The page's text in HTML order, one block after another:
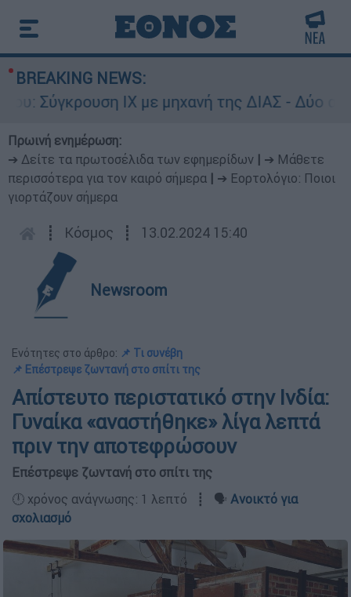
BREAKING NEWS:
ΙΧ με μηχανή της ΔΙΑΣ - Δύο
Πρωινή ενημέρωση:
➔ Δείτε τα πρωτοσέλιδα των εφημερίδων
➔ Μάθετε
περισσότερα για τον καιρό σήμερα
➔ Εορτολόγιο: Ποιοι
γιορτάζουν σήμερα
┋ Κόσμος ┋ 13.02.2024 15:40
Newsroom
Ενότητες στο άρθρο: 📌 Τι συνέβη
📌 Επέστρεψε ζωντανή στο σπίτι της
Απίστευτο περιστατικό στην Ινδία:
Γυναίκα «αναστήθηκε» λίγα λεπτά
πριν την αποτεφρώσουν
Επέστρεψε ζωντανή στο σπίτι της
🕛 χρόνος ανάγνωσης: 1 λεπτό ┋ 🗣️ Ανοικτό για
σχολιασμό